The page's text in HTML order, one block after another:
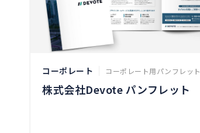
コーポレート コーポレート用パンフレット
株式会社Devote パンフレット